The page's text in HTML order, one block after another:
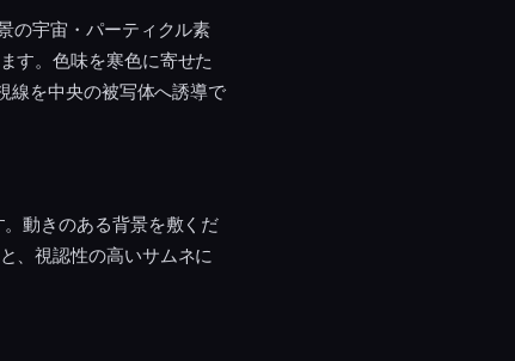
の宇宙・パーティクル素
す。色味を寒色に寄せた
線を中央の被写体へ誘導で
動きのある背景を敷くだ
、視認性の高いサムネに